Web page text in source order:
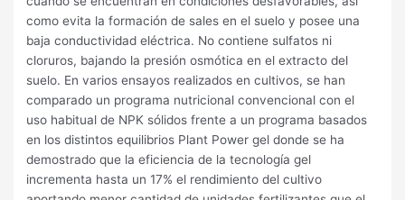
como evita la formación de sales en el suelo y posee una
baja conductividad eléctrica. No contiene sulfatos ni
cloruros, bajando la presión osmótica en el extracto del
suelo. En varios ensayos realizados en cultivos, se han
comparado un programa nutricional convencional con el
uso habitual de NPK sólidos frente a un programa basados
en los distintos equilibrios Plant Power gel donde se ha
demostrado que la eficiencia de la tecnología gel
incrementa hasta un 17% el rendimiento del cultivo